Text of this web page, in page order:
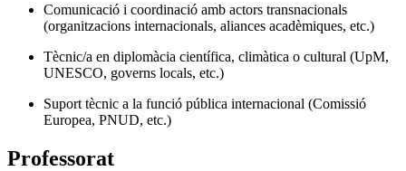
Comunicació i coordinació amb actors transnacionals
(organitzacions internacionals, aliances acadèmiques, etc.)
Tècnic/a en diplomàcia científica, climàtica o cultural (UpM,
UNESCO, governs locals, etc.)
Suport tècnic a la funció pública internacional (Comissió
Europea, PNUD, etc.)
Professorat